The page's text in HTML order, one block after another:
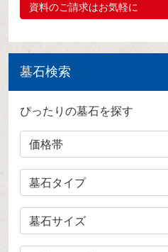
資料のご請求はお気軽に
墓石検索
ぴったりの墓石を探す